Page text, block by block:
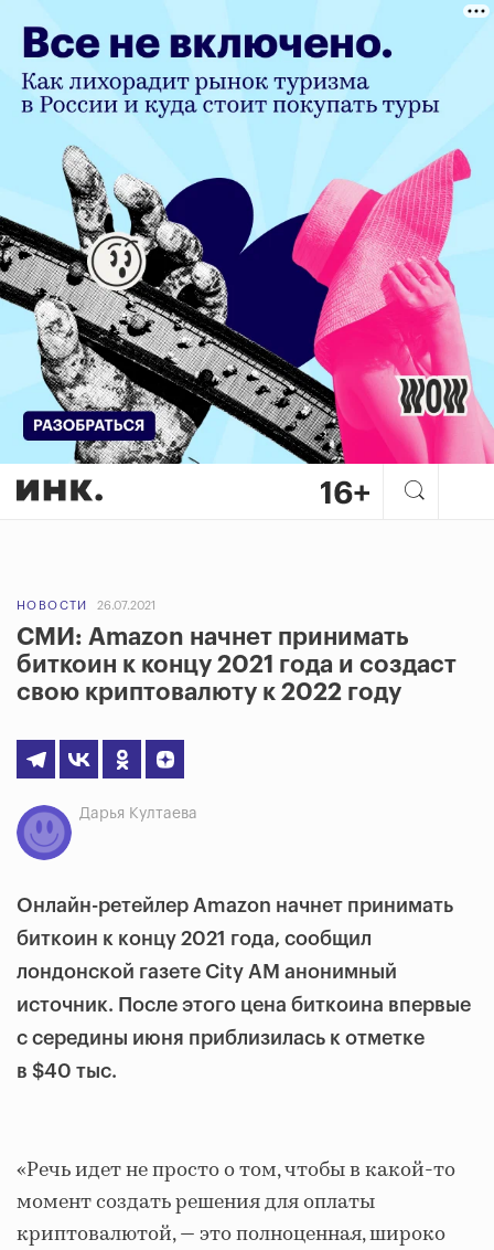
НОВОСТИ 26.07.2021
СМИ: Amazon начнет принимать
биткоин к концу 2021 года и создаст
свою криптовалюту к 2022 году
Дарья Култаева
Онлайн-ретейлер Amazon начнет принимать
биткоин к концу 2021 года, сообщил
лондонской газете City AM анонимный
источник. После этого цена биткоина впервые
с середины июня приблизилась к отметке
в $40 тыс.
«Речь идет не просто о том, чтобы в какой-то
момент создать решения для оплаты
криптовалютой, — это полноценная, широко